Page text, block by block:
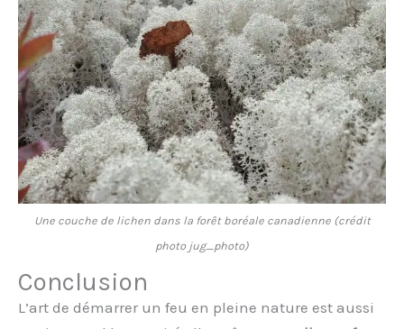
Une couche de lichen dans la forêt boréale canadienne (crédit
photo jug_photo)
Conclusion
L’art de démarrer un feu en pleine nature est aussi